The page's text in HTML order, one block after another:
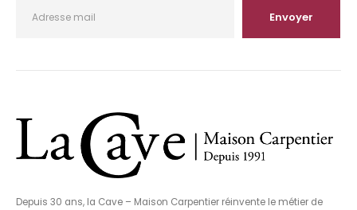
Depuis 30 ans, la Cave – Maison Carpentier réinvente le métier de